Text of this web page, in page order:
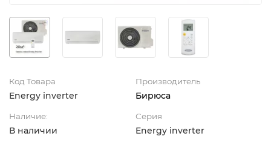
Код Товара
Energy inverter
Производитель
Бирюса
Наличие:
В наличии
Серия
Energy inverter